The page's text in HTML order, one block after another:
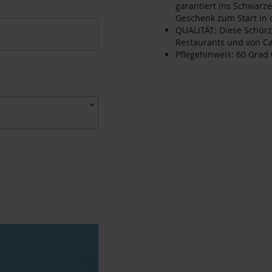
garantiert ins
Geschenk zum Start in
QUALITÄT: Diese
Restaurants und von
Pflegehinweis: 60